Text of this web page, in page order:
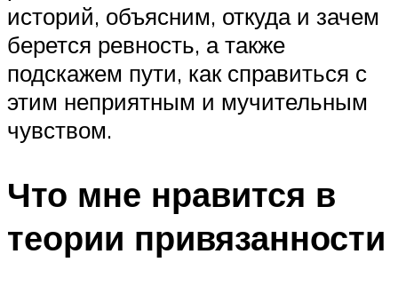
историй, объясним, откуда и зачем
берется ревность, а также
подскажем пути, как справиться с
этим неприятным и мучительным
чувством.
Что мне нравится в
теории привязанности